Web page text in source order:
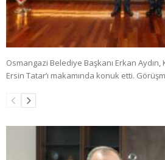
Osmangazi Belediye Başkanı Erkan Aydın,
Ersin Tatar’ı makamında konuk etti.